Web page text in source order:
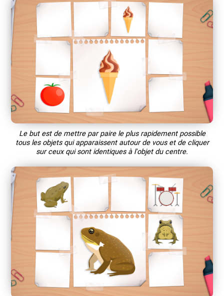
Le but est de mettre par paire le plus rapidement possible
tous les objets qui apparaissent autour de vous et de cliquer
sur ceux qui sont identiques à l'objet du centre.